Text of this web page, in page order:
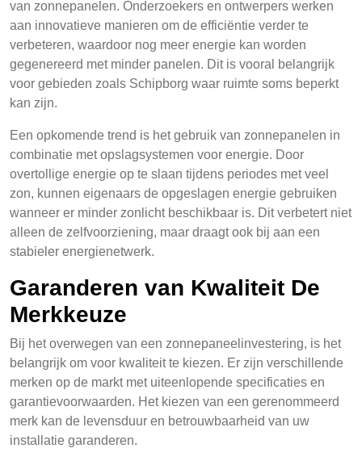
van zonnepanelen. Onderzoekers en ontwerpers werken
aan innovatieve manieren om de efficiëntie verder te
verbeteren, waardoor nog meer energie kan worden
gegenereerd met minder panelen. Dit is vooral belangrijk
voor gebieden zoals Schipborg waar ruimte soms beperkt
kan zijn.
Een opkomende trend is het gebruik van zonnepanelen in
combinatie met opslagsystemen voor energie. Door
overtollige energie op te slaan tijdens periodes met veel
zon, kunnen eigenaars de opgeslagen energie gebruiken
wanneer er minder zonlicht beschikbaar is. Dit verbetert niet
alleen de zelfvoorziening, maar draagt ook bij aan een
stabieler energienetwerk.
Garanderen van Kwaliteit De
Merkkeuze
Bij het overwegen van een zonnepaneelinvestering, is het
belangrijk om voor kwaliteit te kiezen. Er zijn verschillende
merken op de markt met uiteenlopende specificaties en
garantievoorwaarden. Het kiezen van een gerenommeerd
merk kan de levensduur en betrouwbaarheid van uw
installatie garanderen.